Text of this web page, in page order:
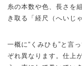
糸の本数や色、長さを
き取る「経尺（へいじ
一概に“くみひも”と言
ぞれ異なります。仕上